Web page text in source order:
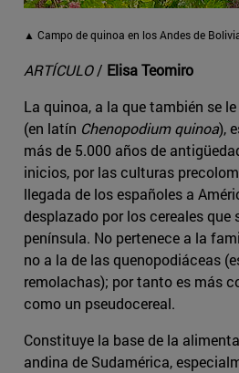
▲ Campo de quinoa en los Andes de
ARTÍCULO/ Elisa Teomiro
La quinoa, a la que también se
(en latín Chenopodium quinoa),
más de 5.000 años de
inicios, por las culturas
llegada de los españoles a
desplazado por los cereales que
península. No pertenece a la
no a la de las quenopodiáceas
remolachas); por tanto es más
como un pseudocereal.
Constituye la base de la
andina de Sudamérica,